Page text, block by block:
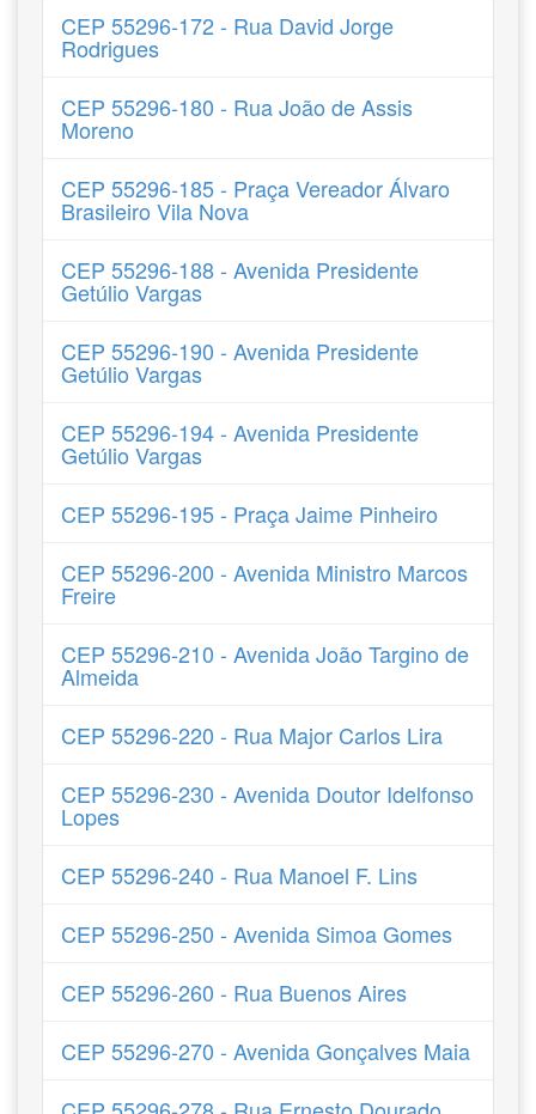
CEP 55296-172 - Rua David Jorge
Rodrigues
CEP 55296-180 - Rua João de Assis
Moreno
CEP 55296-185 - Praça Vereador Álvaro
Brasileiro Vila Nova
CEP 55296-188 - Avenida Presidente
Getúlio Vargas
CEP 55296-190 - Avenida Presidente
Getúlio Vargas
CEP 55296-194 - Avenida Presidente
Getúlio Vargas
CEP 55296-195 - Praça Jaime Pinheiro
CEP 55296-200 - Avenida Ministro Marcos
Freire
CEP 55296-210 - Avenida João Targino de
Almeida
CEP 55296-220 - Rua Major Carlos Lira
CEP 55296-230 - Avenida Doutor Idelfonso
Lopes
CEP 55296-240 - Rua Manoel F. Lins
CEP 55296-250 - Avenida Simoa Gomes
CEP 55296-260 - Rua Buenos Aires
CEP 55296-270 - Avenida Gonçalves Maia